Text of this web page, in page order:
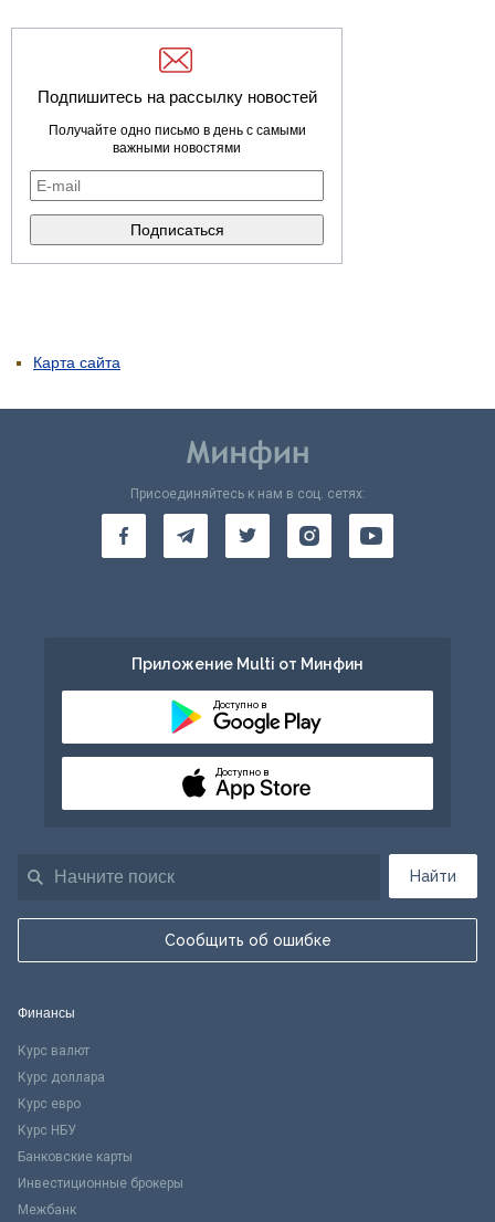
Подпишитесь на рассылку новостей
Получайте одно письмо в день с самыми
важными новостями
Карта сайта
Найти
Сообщить об ошибке
Присоединяйтесь к нам в соц. сетях:
Приложение Multi от Минфин
Доступно в
Доступно в
Финансы
Курс валют
Курс доллара
Курс евро
Курс НБУ
Банковские карты
Инвестиционные брокеры
Межбанк